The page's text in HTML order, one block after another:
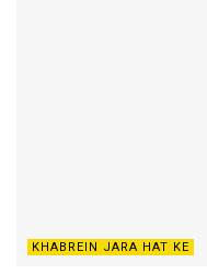
KHABREIN JARA HAT KE